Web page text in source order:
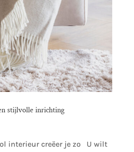
stijlvolle inrichting
interieur creëer je zo U wilt